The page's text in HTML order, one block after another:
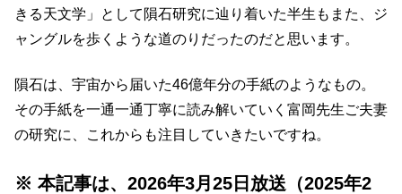
きる天文学」として隕石研究に辿り着いた半生もまた、ジ
ャングルを歩くような道のりだったのだと思います。
隕石は、宇宙から届いた46億年分の手紙のようなもの。
その手紙を一通一通丁寧に読み解いていく富岡先生ご夫妻
の研究に、これからも注目していきたいですね。
※ 本記事は、2026年3月25日放送（2025年2